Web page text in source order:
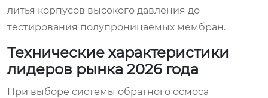
литья корпусов высокого давления до
тестирования полупроницаемых мембран.
Технические характеристики
лидеров рынка 2026 года
При выборе системы обратного осмоса